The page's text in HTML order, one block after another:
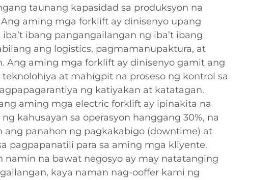
taunang kapasidad sa produksyon na
aming mga forklift ay dinisenyo upang
ibang pangangailangan ng iba’t ibang
ang logistics, pagmamanupaktura, at
Ang aming mga forklift ay dinisenyo gamit ang
teknolohiya at mahigpit na proseso ng kontrol sa
ng katiyakan at katatagan.
aming mga electric forklift ay ipinakita na
kahusayan sa operasyon hanggang 30%, na
ang panahon ng pagkakabigo (downtime) at
pagpapanatili para sa aming mga kliyente.
namin na bawat negosyo ay may natatanging
kaya naman nag-ooffer kami ng